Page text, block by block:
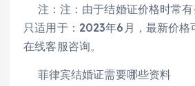
注：注：由于结婚证价格时常有
只适用于：2023年6月，最新价格
在线客服咨询。
菲律宾结婚证需要哪些资料